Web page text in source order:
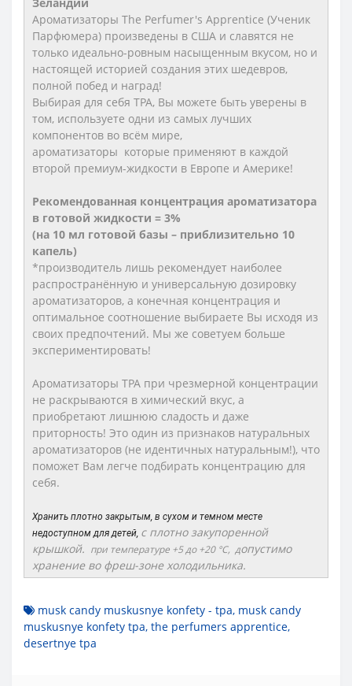
Ароматизаторы The Perfumer's Apprentice (Ученик
Парфюмера) произведены в США и славятся не
только идеально-ровным насыщенным вкусом, но и
настоящей историей создания этих шедевров,
полной побед и наград!
Выбирая для себя TPA, Вы можете быть уверены в
том, используете одни из самых лучших
компонентов во всём мире,
ароматизаторы которые применяют в каждой
второй премиум-жидкости в Европе и Америке!
Рекомендованная концентрация ароматизатора
в готовой жидкости = 3%
(на 10 мл готовой базы – приблизительно 10
капель)
*производитель лишь рекомендует наиболее
распространённую и универсальную дозировку
ароматизаторов, а конечная концентрация и
оптимальное соотношение выбираете Вы исходя из
своих предпочтений. Мы же советуем больше
экспериментировать!
Ароматизаторы TPA при чрезмерной концентрации
не раскрываются в химический вкус, а
приобретают лишнюю сладость и даже
приторность! Это один из признаков натуральных
ароматизаторов (не идентичных натуральным!), что
поможет Вам легче подбирать концентрацию для
себя.
Хранить плотно закрытым, в сухом и темном месте
недоступном для детей, с плотно закупоренной
крышкой. при температуре +5 до +20 °C, допустимо
хранение во фреш-зоне холодильника.
musk candy muskusnye konfety - tpa, musk candy
muskusnye konfety tpa, the perfumers apprentice,
desertnye tpa